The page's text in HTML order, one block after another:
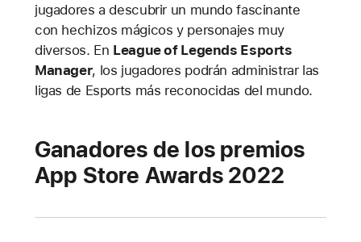
jugadores a descubrir un mundo fascinante
con hechizos mágicos y personajes muy
diversos. En League of Legends Esports
Manager, los jugadores podrán administrar las
ligas de Esports más reconocidas del mundo.
Ganadores de los premios
App Store Awards 2022